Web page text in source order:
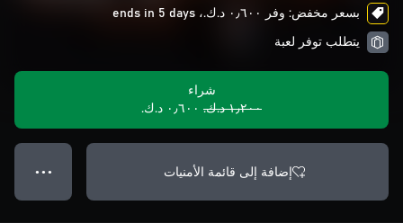
بسعر مخفض: وفر ٠٫٦٠٠ د.ك.‏، ends in 5 days
يتطلب توفر لعبة
شراء
١٫٢٠٠ د.ك.‏
٠٫٦٠٠ د.ك.‏
إضافة إلى قائمة الأمنيات ● ● ●